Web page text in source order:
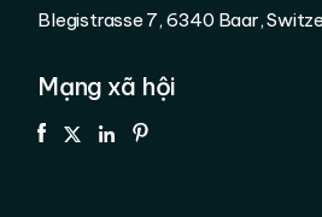
Blegistrasse 7, 6340 Baar,
Mạng xã hội